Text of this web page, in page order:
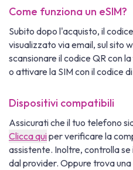
Come funziona un eSIM?
Subito dopo l'acquisto, il
visualizzato via email, sul sito
scansionare il codice QR con
o attivare la SIM con il codice
Dispositivi compatibili
Assicurati che il tuo telefono
Clicca quiper verificare la
assistente. Inoltre, controlla
dal provider. Oppure trova